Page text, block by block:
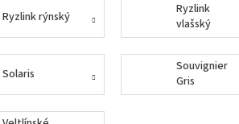
Ryzlink rýnský
Ryzlink
vlašský
Solaris
Souvignier
Gris